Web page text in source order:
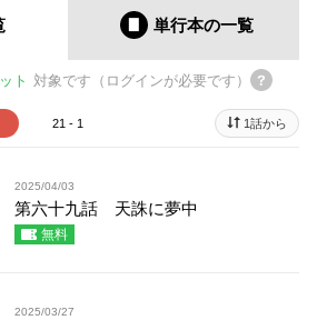
単行本の一覧
ト 対象です（ログインが必要です）
21 - 1 1話から
2025/04/03
第六十九話 天誅に夢中
無料
2025/03/27